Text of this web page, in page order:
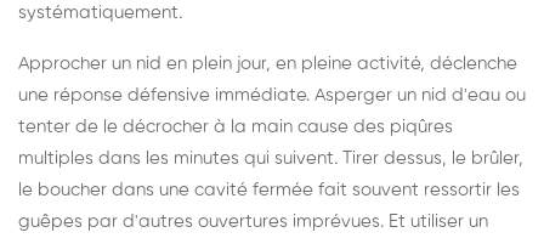
systématiquement.
Approcher un nid en plein jour, en pleine activité, déclenche
une réponse défensive immédiate. Asperger un nid d'eau ou
tenter de le décrocher à la main cause des piqûres
multiples dans les minutes qui suivent. Tirer dessus, le brûler,
le boucher dans une cavité fermée fait souvent ressortir les
guêpes par d'autres ouvertures imprévues. Et utiliser un